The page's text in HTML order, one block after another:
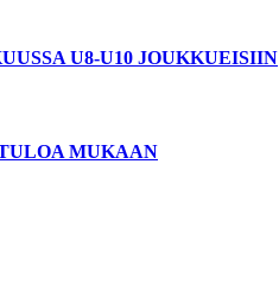
U8-U10 JOUKKUEISIIN
MUKAAN